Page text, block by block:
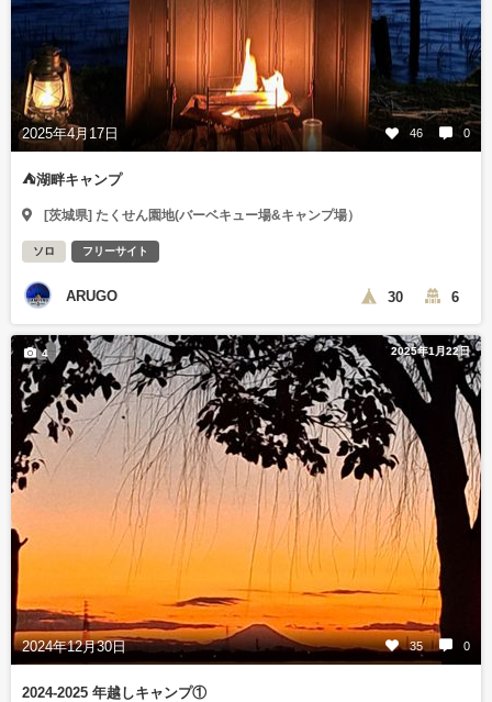
2025年4月17日 46 0
⛺️湖畔キャンプ
[茨城県] たくせん園地(バーベキュー場&キャンプ場）
ソロ フリーサイト
ARUGO 30 6
2025年1月22日
2024年12月30日 35 0
4
2024-2025 年越しキャンプ①